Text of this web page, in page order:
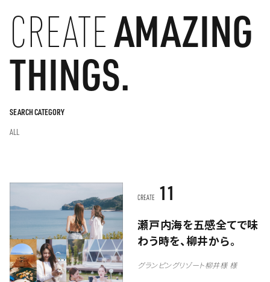
CREATEAMAZING
THINGS.
SEARCH CATEGORY
ALL
CREATE 11
グランピングリゾート柳井様 様
瀬戸内海を五感全てで味
わう時を、柳井から。